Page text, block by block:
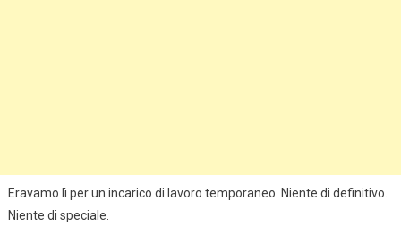
Eravamo lì per un incarico di lavoro temporaneo. Niente di definitivo.
Niente di speciale.